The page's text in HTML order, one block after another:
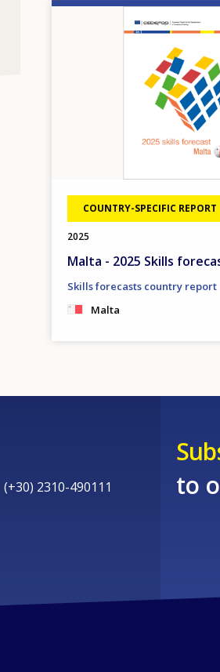
COUNTRY-SPECIFIC REPORT
2025
Malta - 2025 Skills
Skills forecasts country report
Malta
(+30) 2310-490111
to